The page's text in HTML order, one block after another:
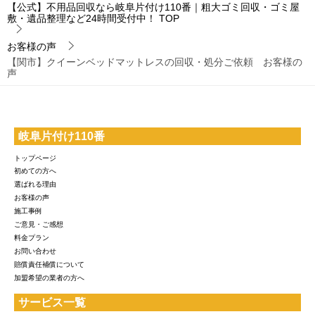
【公式】不用品回収なら岐阜片付け110番｜粗大ゴミ回収・ゴミ屋
敷・遺品整理など24時間受付中！
TOP
お客様の声
【関市】クイーンベッドマットレスの回収・処分ご依頼 お客様の
声
岐阜片付け110番
トップページ
初めての方へ
選ばれる理由
お客様の声
施工事例
ご意見・ご感想
料金プラン
お問い合わせ
賠償責任補償について
加盟希望の業者の方へ
サービス一覧